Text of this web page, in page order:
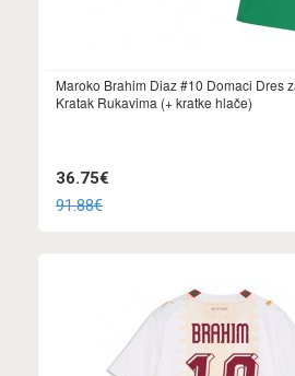
Maroko Brahim Diaz #10 Domaci Dres
Kratak Rukavima (+ kratke hlače)
36.75€
91.88€